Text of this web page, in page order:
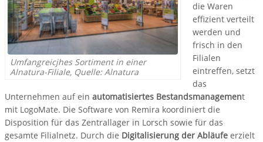
Umfangreicjhes Sortiment in einer
Alnatura-Filiale, Quelle: Alnatura
die Waren
effizient verteilt
werden und
frisch in den
Filialen
eintreffen, setzt
das
Unternehmen auf ein automatisiertes Bestandsmanagement
mit LogoMate. Die Software von Remira koordiniert die
Disposition für das Zentrallager in Lorsch sowie für das
gesamte Filialnetz. Durch die Digitalisierung der Abläufe erzielt